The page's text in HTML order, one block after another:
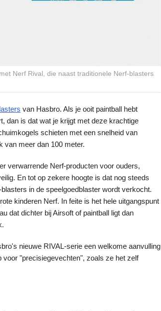
Nerf Rival, die naast traditionele Nerf-blasters
van Hasbro. Als je ooit paintball hebt
dan is dat wat je krijgt met deze krachtige
schieten met een snelheid van
van meer dan 100 meter.
verwarrende Nerf-producten voor ouders,
En tot op zekere hoogte is dat nog steeds
in de speelgoedblaster wordt verkocht.
kinderen Nerf. In feite is het hele uitgangspunt
dat dichter bij Airsoft of paintball ligt dan
nieuwe RIVAL-serie een welkome aanvulling
"precisiegevechten", zoals ze het zelf